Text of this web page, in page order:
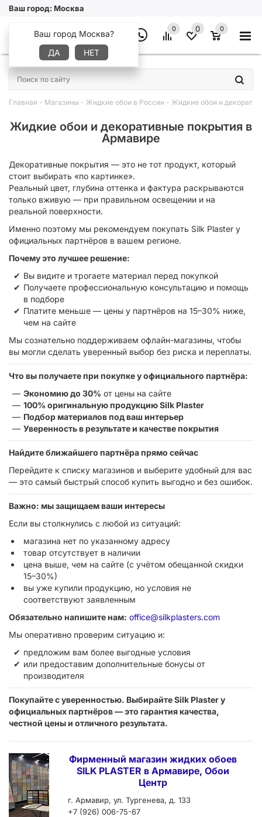
Ваш город:Москва
Ваш город Москва?
ДА
НЕТ
0 0 0
×
Главная - Магазины - Жидкие обои в России - Жидкие обои и
Жидкие обои и декоративные покрытия в
Армавире
Декоративные покрытия — это не тот продукт, который
стоит выбирать «по картинке».
Реальный цвет, глубина оттенка и фактура раскрываются
только вживую — при правильном освещении и на
реальной поверхности.
Именно поэтому мы рекомендуем покупать Silk Plaster у
официальных партнёров в вашем регионе.
Почему это лучшее решение:
Вы видите и трогаете материал перед покупкой
Получаете профессиональную консультацию и помощь
в подборе
Платите меньше — цены у партнёров на 15–30% ниже,
чем на сайте
Мы сознательно поддерживаем офлайн-магазины, чтобы
вы могли сделать уверенный выбор без риска и переплаты.
Что вы получаете при покупке у официального партнёра:
Экономию до 30% от цены на сайте
100% оригинальную продукцию Silk Plaster
Подбор материалов под ваш интерьер
Уверенность в результате и качестве покрытия
Найдите ближайшего партнёра прямо сейчас
Перейдите к списку магазинов и выберите удобный для вас
— это самый быстрый способ купить выгодно и без ошибок.
Важно: мы защищаем ваши интересы
Если вы столкнулись с любой из ситуаций:
магазина нет по указанному адресу
товар отсутствует в наличии
цена выше, чем на сайте (с учётом обещанной скидки
15–30%)
вы уже купили продукцию, но условия не
соответствуют заявленным
Обязательно напишите нам: office@silkplasters.com
Мы оперативно проверим ситуацию и:
предложим вам более выгодные условия
или предоставим дополнительные бонусы от
производителя
Покупайте с уверенностью. Выбирайте Silk Plaster у
официальных партнёров — это гарантия качества,
честной цены и отличного результата.
Фирменный магазин жидких обоев
SILK PLASTER в Армавире, Обои
Центр
г. Армавир, ул. Тургенева, д. 133
+7 (926) 006-75-67